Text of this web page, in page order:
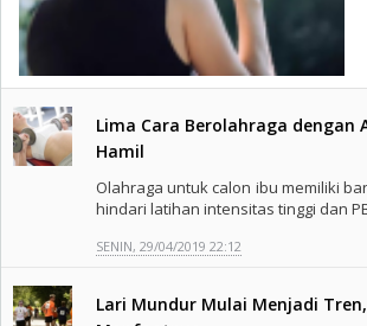
Lima Cara Berolahraga dengan
Hamil
Olahraga untuk calon ibu memiliki
hindari latihan intensitas tinggi dan
SENIN, 29/04/2019 22:12
Lari Mundur Mulai Menjadi